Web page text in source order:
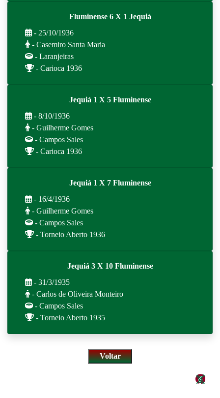
Fluminense 6 X 1 Jequiá
- 25/10/1936
- Casemiro Santa Maria
- Laranjeiras
- Carioca 1936
Jequiá 1 X 5 Fluminense
- 8/10/1936
- Guilherme Gomes
- Campos Sales
- Carioca 1936
Jequiá 1 X 7 Fluminense
- 16/4/1936
- Guilherme Gomes
- Campos Sales
- Torneio Aberto 1936
Jequiá 3 X 10 Fluminense
- 31/3/1935
- Carlos de Oliveira Monteiro
- Campos Sales
- Torneio Aberto 1935